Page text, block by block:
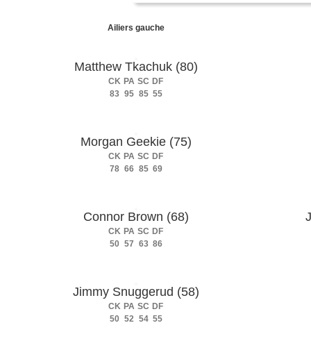
Ailiers gauche
Matthew Tkachuk (80)
CK PA SC DF
83 95 85 55
Morgan Geekie (75)
CK PA SC DF
78 66 85 69
Connor Brown (68)
CK PA SC DF
50 57 63 86
Jimmy Snuggerud (58)
CK PA SC DF
50 52 54 55